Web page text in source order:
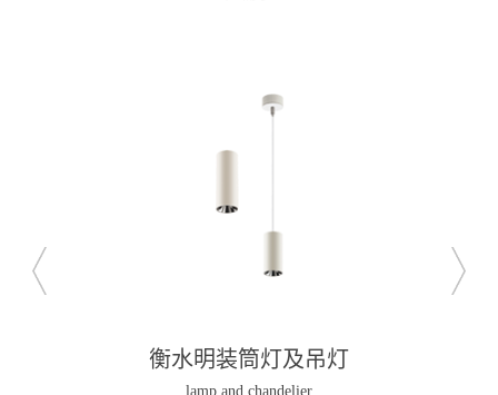
衡水明装筒灯及吊灯
lamp and chandelier